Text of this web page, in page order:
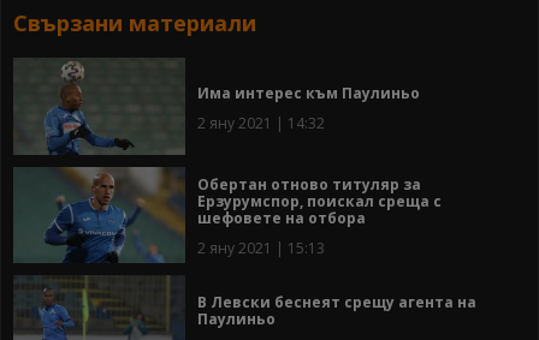
Свързани материали
Има интерес към Паулиньо
2 яну 2021 | 14:32
Обертан отново титуляр за
Ерзурумспор, поискал среща с
шефовете на отбора
2 яну 2021 | 15:13
В Левски беснеят срещу агента на
Паулиньо